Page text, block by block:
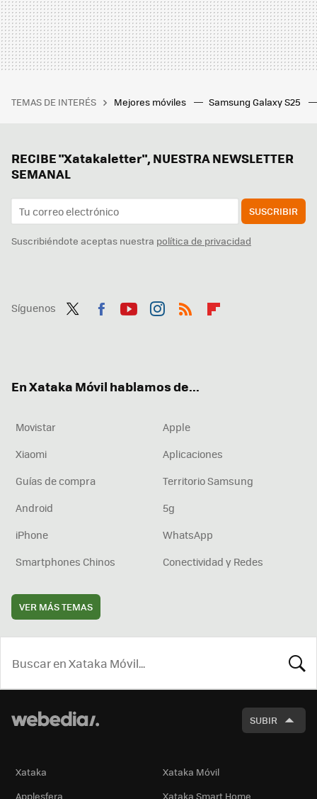
TEMAS DE INTERÉS Mejores móviles Samsung Galaxy S25
RECIBE "Xatakaletter", NUESTRA NEWSLETTER
SEMANAL
SUSCRIBIR
Suscribiéndote aceptas nuestra política de privacidad
Síguenos
En Xataka Móvil hablamos de...
Movistar
Apple
Xiaomi
Aplicaciones
Guías de compra
Territorio Samsung
Android
5g
iPhone
WhatsApp
Smartphones Chinos
Conectividad y Redes
VER MÁS TEMAS
SUBIR
Xataka
Xataka Móvil
Applesfera
Xataka Smart Home